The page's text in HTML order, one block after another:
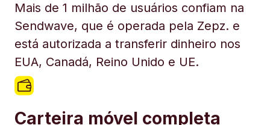
Mais de 1 milhão de usuários confiam na
Sendwave, que é operada pela Zepz. e
está autorizada a transferir dinheiro nos
EUA, Canadá, Reino Unido e UE.
Carteira móvel completa